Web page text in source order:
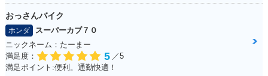
1997年 Giorno Spe
cial・特別・限定仕
様
おっさんバイク
ホンダ
スーパーカブ７０
ニックネーム：たーまー
満足度：
5 ／5
満足ポイント:便利。通勤快適！